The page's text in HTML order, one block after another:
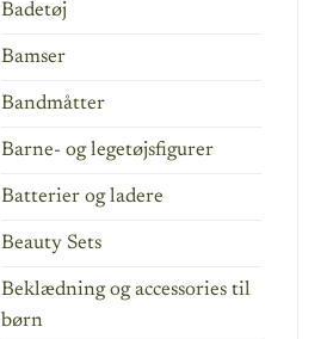
Badetøj
Bamser
Bandmåtter
Barne- og legetøjsfigurer
Batterier og ladere
Beauty Sets
Beklædning og accessories til
børn